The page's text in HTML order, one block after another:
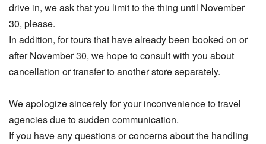
drive in, we ask that you limit to the thing until November
30, please.
In addition, for tours that have already been booked on or
after November 30, we hope to consult with you about
cancellation or transfer to another store separately.
We apologize sincerely for your inconvenience to travel
agencies due to sudden communication.
If you have any questions or concerns about the handling